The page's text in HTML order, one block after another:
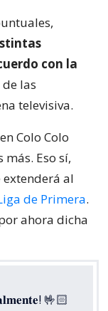
con la
las
televisiva.
Colo Colo
más. Eso sí,
al
de Primera.
ahora dicha
🤟🏻